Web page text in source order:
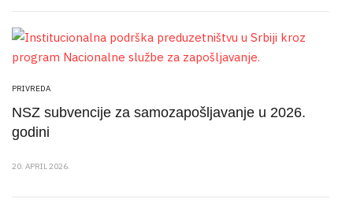
PRIVREDA
NSZ subvencije za samozapošljavanje u 2026.
godini
20. APRIL 2026.